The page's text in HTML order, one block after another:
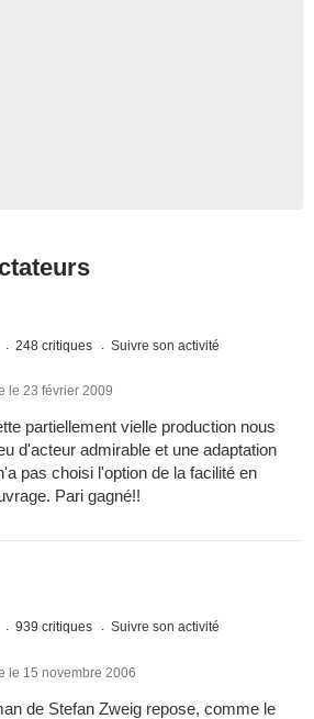
248 critiques Suivre son activité
le 23 février 2009
partiellement vielle production nous
d'acteur admirable et une adaptation
pas choisi l'option de la facilité en
Pari gagné!!
939 critiques Suivre son activité
le 15 novembre 2006
de Stefan Zweig repose, comme le